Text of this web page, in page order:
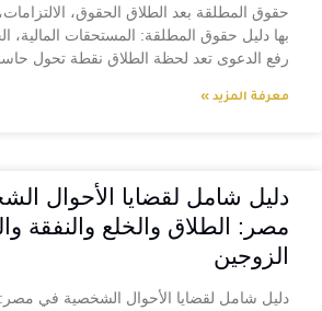
حقوق المطلقة بعد الطلاق الحقوق،
بها دليل حقوق المطلقة: المستحقات المالية،
رفع الدعوى تعد لحظة الطلاق نقطة تحول
معرفة المزيد »
دليل شامل لقضايا الأحوال
مصر: الطلاق والخلع والنفقة
الزوجين
دليل شامل لقضايا الأحوال الشخصية في مصر: